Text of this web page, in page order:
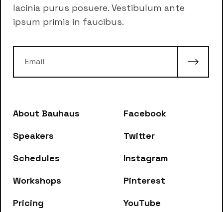
lacinia purus posuere. Vestibulum ante
ipsum primis in faucibus.
About Bauhaus
Speakers
Schedules
Workshops
Pricing
Facebook
Twitter
Instagram
Pinterest
YouTube